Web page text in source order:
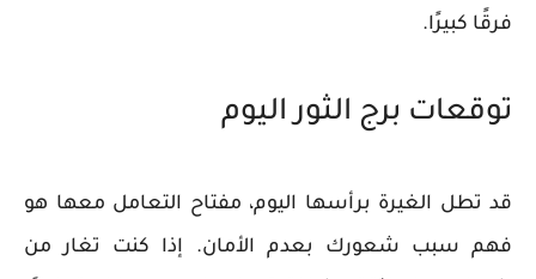
فرقًا كبيرًا.
توقعات برج الثور اليوم
قد تطل الغيرة برأسها اليوم، مفتاح التعامل معها هو
فهم سبب شعورك بعدم الأمان. إذا كنت تغار من